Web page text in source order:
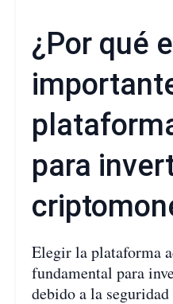
¿Por qué
para
Elegir la plataforma
fundamental para
debido a la